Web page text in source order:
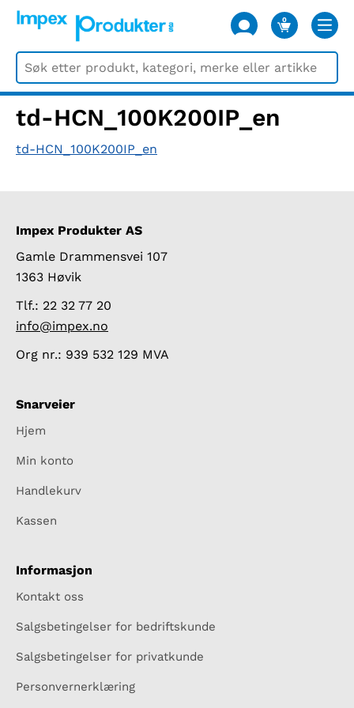
0
VARER
td-HCN_100K200IP_en
td-HCN_100K200IP_en
Impex Produkter AS
Gamle Drammensvei 107
1363 Høvik
Tlf.: 22 32 77 20
info@impex.no
Org nr.: 939 532 129 MVA
Snarveier
Hjem
Min konto
Handlekurv
Kassen
Informasjon
Kontakt oss
Salgsbetingelser for bedriftskunde
Salgsbetingelser for privatkunde
Personvernerklæring